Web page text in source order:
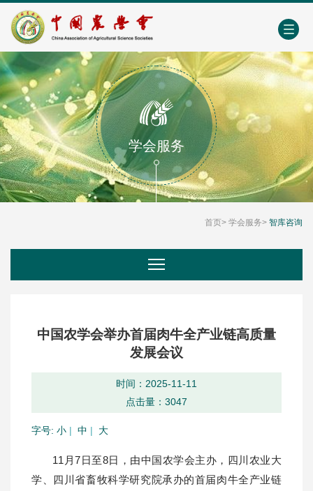
中国农业农村人才网 中心学会门户网
学会服务
首页> 学会服务> 智库咨询
中国农学会举办首届肉牛全产业链高质量
发展会议
时间：2025-11-11
点击量： 3047
字号: 小 | 中 | 大
11月7日至8日，由中国农学会主办，四川农业大
学、四川省畜牧科学研究院承办的首届肉牛全产业链